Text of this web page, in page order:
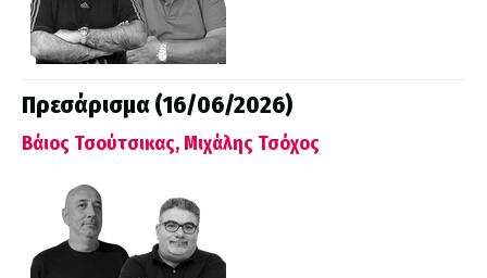
Πρεσάρισμα (16/06/2026)
Βάιος Τσούτσικας, Μιχάλης Τσόχος